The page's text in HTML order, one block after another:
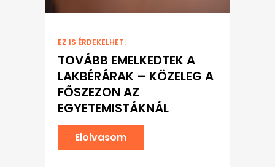
EZ IS ÉRDEKELHET:
TOVÁBB EMELKEDTEK A
LAKBÉRÁRAK – KÖZELEG A
FŐSZEZON AZ
EGYETEMISTÁKNÁL
Elolvasom